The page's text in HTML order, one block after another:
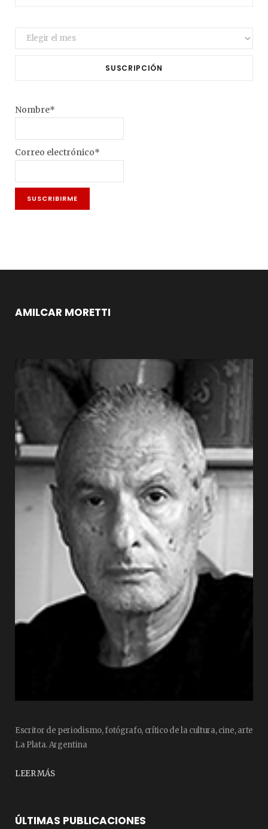
Archivo
SUSCRIPCIÓN
Nombre*
Correo electrónico*
AMILCAR MORETTI
Escritor de periodismo, fotógrafo, crítico de la cultura, cine, arte
La Plata. Argentina
LEER MÁS
ÚLTIMAS PUBLICACIONES